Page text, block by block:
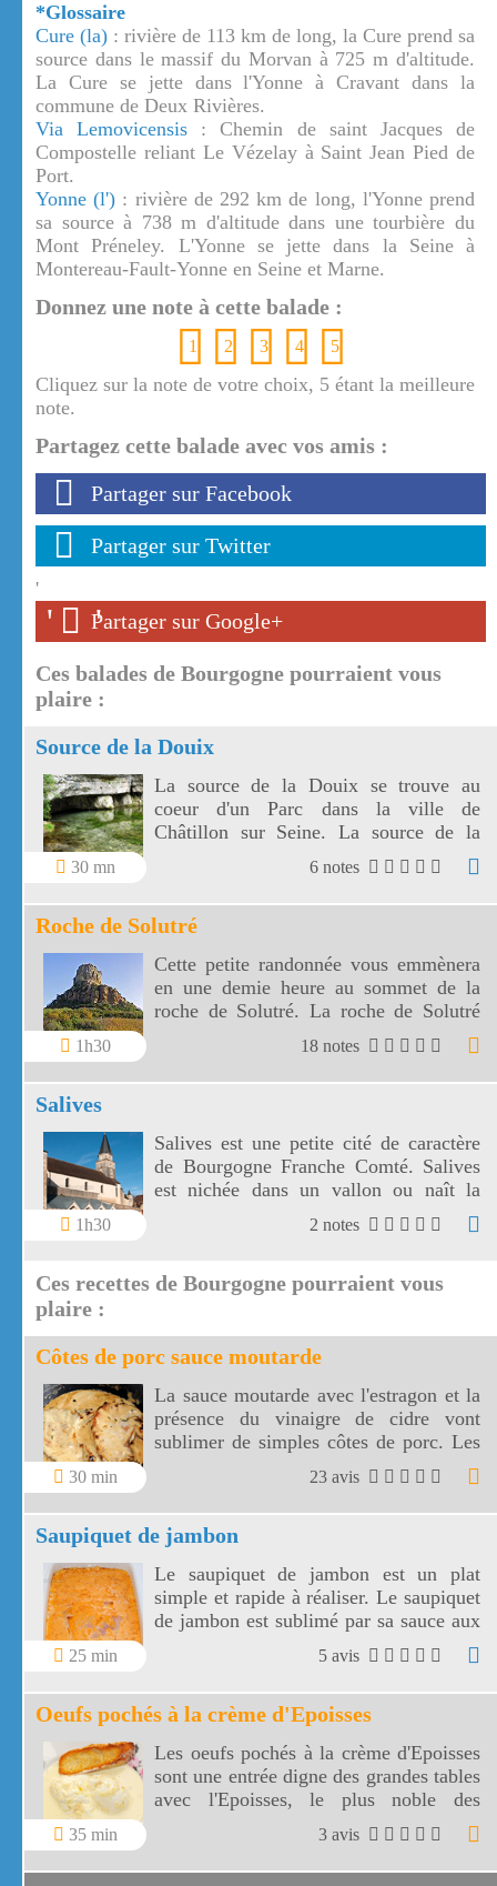
*Glossaire
Cure (la) : rivière de 113 km de long, la Cure prend sa
source dans le massif du Morvan à 725 m d'altitude.
La Cure se jette dans l'Yonne à Cravant dans la
commune de Deux Rivières.
Via Lemovicensis : Chemin de saint Jacques de
Compostelle reliant Le Vézelay à Saint Jean Pied de
Port.
Yonne (l') : rivière de 292 km de long, l'Yonne prend
sa source à 738 m d'altitude dans une tourbière du
Mont Préneley. L'Yonne se jette dans la Seine à
Montereau-Fault-Yonne en Seine et Marne.
Donnez une note à cette balade :
1 2 3 4 5
Cliquez sur la note de votre choix, 5 étant la meilleure
note.
Partagez cette balade avec vos amis :
Partager sur Facebook
Partager sur Twitter
'
' '
Partager sur Google+
Ces balades de Bourgogne pourraient vous
plaire :
Source de la Douix
30 mn
La source de la Douix se trouve au
coeur d'un Parc dans la ville de
Châtillon sur Seine. La source de la
Douix est une des plus belles
exsurgences de France.
6 notes
Roche de Solutré
1h30
Cette petite randonnée vous emmènera
en une demie heure au sommet de la
roche de Solutré. La roche de Solutré
vous offrira un superbe panorama sur le
village de Solutré mais aussi sur celui
de Vergisson.
18 notes
Salives
1h30
Salives est une petite cité de caractère
de Bourgogne Franche Comté. Salives
est nichée dans un vallon ou naît la
2 notes
Ces recettes de Bourgogne pourraient vous
plaire :
Côtes de porc sauce moutarde
30 min
La sauce moutarde avec l'estragon et la
présence du vinaigre de cidre vont
sublimer de simples côtes de porc. Les
côtes de porc à la moutarde
s'accompagnent aussi bien de riz, de
pâtes ou de légumes de votre choix!
23 avis
Saupiquet de jambon
25 min
Le saupiquet de jambon est un plat
simple et rapide à réaliser. Le saupiquet
de jambon est sublimé par sa sauce aux
échalotes, vin blanc, concentré de
tomates et crème fraîche. Choisir un
jambon à l'os ou un jambon traiteur
pour garantir la qualité du saupiquet.
5 avis
Oeufs pochés à la crème d'Epoisses
35 min
Les oeufs pochés à la crème d'Epoisses
sont une entrée digne des grandes tables
avec l'Epoisses, le plus noble des
fromages bourguignons.
3 avis